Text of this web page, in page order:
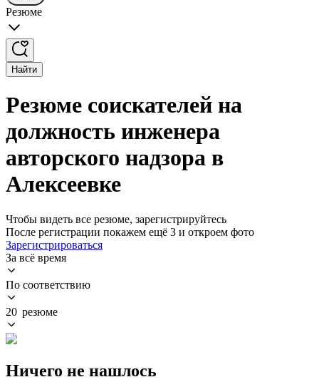
Резюме
Найти
Резюме соискателей на
должность инженера
авторского надзора в
Алексеевке
Чтобы видеть все резюме, зарегистрируйтесь
После регистрации покажем ещё 3 и откроем фото
Зарегистрироваться
За всё время
По соответствию
20 резюме
Ничего не нашлось